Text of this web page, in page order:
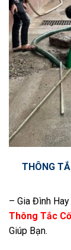
THÔNG
– Gia Đình
Thông Tắc
Giúp Bạn.